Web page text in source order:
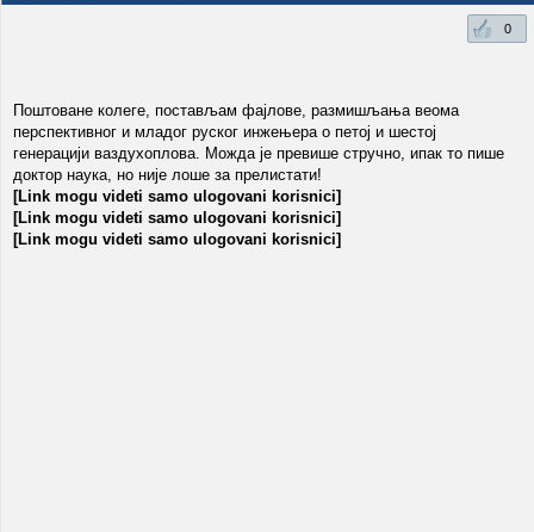
0
Поштоване колеге, постављам фајлове, размишљања веома
перспективног и младог руског инжењера о петој и шестој
генерацији ваздухоплова. Можда је превише стручно, ипак то пише
доктор наука, но није лоше за прелистати!
[Link mogu videti samo ulogovani korisnici]
[Link mogu videti samo ulogovani korisnici]
[Link mogu videti samo ulogovani korisnici]